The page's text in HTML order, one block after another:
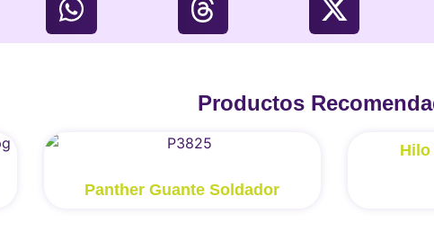
Productos
Panther Guante Soldador
Hilo